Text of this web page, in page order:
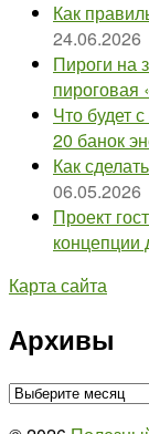
Как
24.06.2026
Пироги на
пироговая
Что будет
20 банок
Как
06.05.2026
Проект
концепции
Карта сайта
Архивы
Архивы